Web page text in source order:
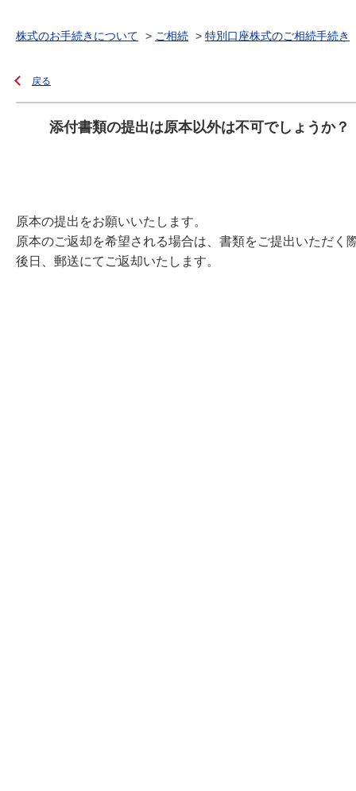
株式のお手続きについて > ご相続 > 特別口座株式のご相続手続き
戻る
添付書類の提出は原本以外は不可でしょうか
原本の提出をお願いいたします。
原本のご返却を希望される場合は、書類をご提出いただ
後日、郵送にてご返却いたします。